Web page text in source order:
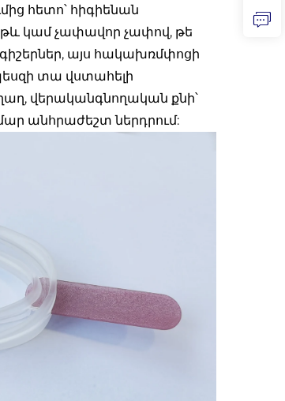
հետո՝ հիգիենան
կամ չափավոր չափով, թե
այս հակախռմփոցի
տա վստահելի
վերականգնողական քնի՝
անհրաժեշտ ներդրում: